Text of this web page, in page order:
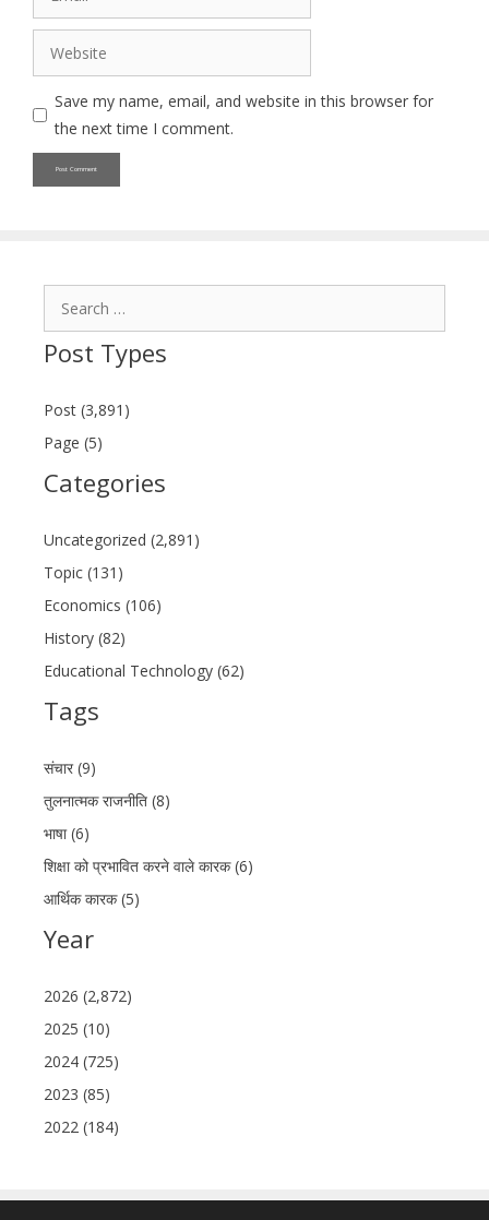
Website
Save my name, email, and website in this browser for
the next time I comment.
Post Types
Post (3,891)
Page (5)
Categories
Uncategorized (2,891)
Topic (131)
Economics (106)
History (82)
Educational Technology (62)
Tags
संचार (9)
तुलनात्मक राजनीति (8)
भाषा (6)
शिक्षा को प्रभावित करने वाले कारक (6)
आर्थिक कारक (5)
Year
2026 (2,872)
2025 (10)
2024 (725)
2023 (85)
2022 (184)